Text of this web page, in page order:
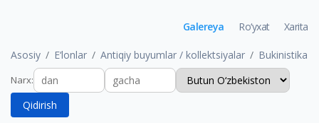
Asosiy E‘lonlar Antiqiy buyumlar / kollektsiyalar Bukinistika
Galereya Ro‘yxat Xarita
Narx:
Qidirish